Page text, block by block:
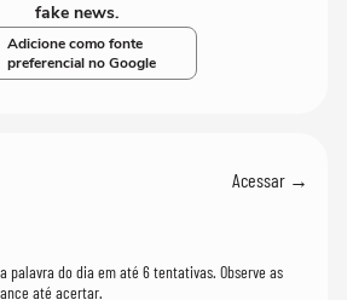
fake news.
Adicione como fonte
preferencial no Google
Acessar →
palavra do dia em até 6 tentativas. Observe as
até acertar.